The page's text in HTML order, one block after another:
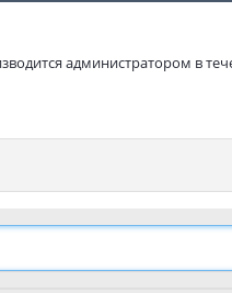
администратором в